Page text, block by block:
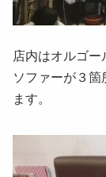
店内はオルゴ
ソファーが３箇
ます。